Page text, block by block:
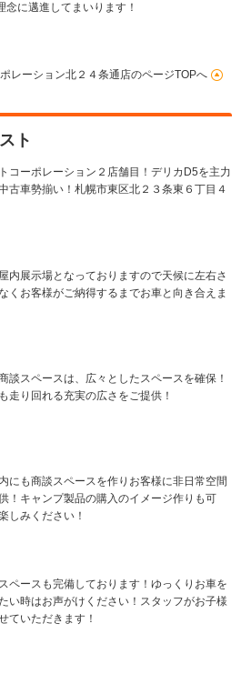
念に邁進してまいります！
レーション北２４条通店のページTOPへ
ト
コーポレーション２店舗目！デリカD5を主力
古車勢揃い！札幌市東区北２３条東６丁目４
内展示場となっておりますので天候に左右さ
くお客様がご納得するまでお車と向き合えま
談スペースは、広々としたスペースを確保！
走り回れる充実の広さをご提供！
にも商談スペースを作りお客様に非日常空間
！キャンプ製品の購入のイメージ作りも可
しみください！
ペースも完備しております！ゆっくりお車を
い時はお声がけください！スタッフがお子様
ていただきます！